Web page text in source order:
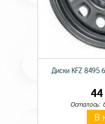
Диски KFZ 8495
Осталось:
В